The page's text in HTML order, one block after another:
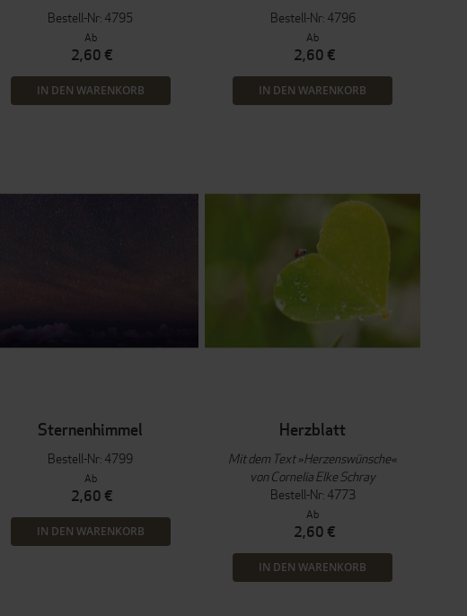
Bestell-Nr: 4795
Ab
2,60 €
IN DEN WARENKORB
Bestell-Nr: 4796
Ab
2,60 €
IN DEN WARENKORB
Sternenhimmel
Bestell-Nr: 4799
Ab
2,60 €
IN DEN WARENKORB
Herzblatt
Mit dem Text »Herzenswünsche«
von Cornelia Elke Schray
Bestell-Nr: 4773
Ab
2,60 €
IN DEN WARENKORB